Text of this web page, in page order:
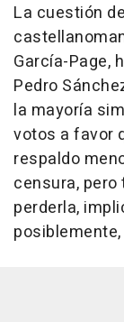
La cuestión
García-Page,
Pedro
la mayoría
votos a favor
respaldo
censura, pero
perderla,